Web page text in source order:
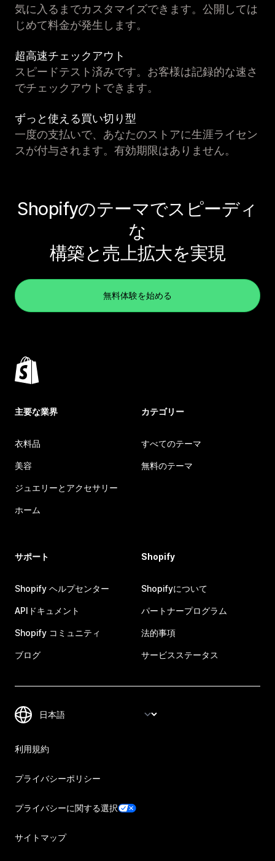
気に入るまでカスタマイズできます。公開しては
じめて料金が発生します。
超高速チェックアウト
スピードテスト済みです。お客様は記録的な速さ
でチェックアウトできます。
ずっと使える買い切り型
一度の支払いで、あなたのストアに生涯ライセン
スが付与されます。有効期限はありません。
Shopifyのテーマでスピーディ
な
構築と売上拡大を実現
無料体験を始める
主要な業界
衣料品
美容
ジュエリーとアクセサリー
ホーム
カテゴリー
すべてのテーマ
無料のテーマ
サポート
Shopify ヘルプセンター
APIドキュメント
Shopify コミュニティ
ブログ
Shopify
Shopifyについて
パートナープログラム
法的事項
サービスステータス
利用規約
プライバシーポリシー
プライバシーに関する選択
サイトマップ